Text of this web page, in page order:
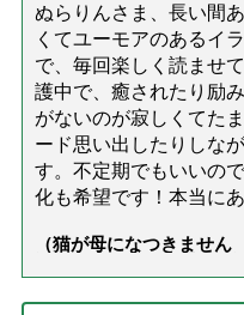
ぬらりんさま、長い間
くてユーモアのあるイ
で、毎回楽しく読ませ
護中で、癒されたり励
がないのが寂しくてた
ード思い出したりしな
す。不定期でもいいの
化も希望です！本当に
（猫が母になつきませ